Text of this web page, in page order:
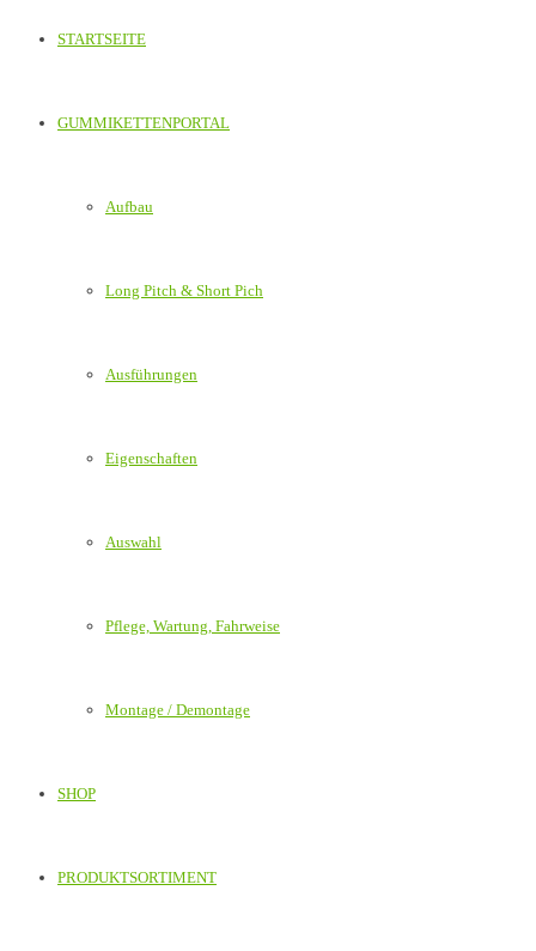
STARTSEITE
GUMMIKETTENPORTAL
Aufbau
Long Pitch & Short Pich
Ausführungen
Eigenschaften
Auswahl
Pflege, Wartung, Fahrweise
Montage / Demontage
SHOP
PRODUKTSORTIMENT